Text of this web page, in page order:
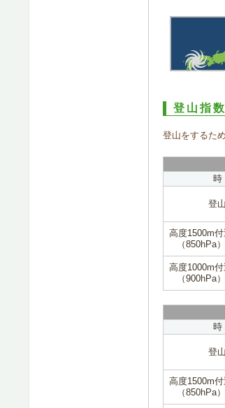
登山指
登山をするた
登
高度1500m付
（850hPa）
高度1000m付
（900hPa）
登
高度1500m付
（850hPa）